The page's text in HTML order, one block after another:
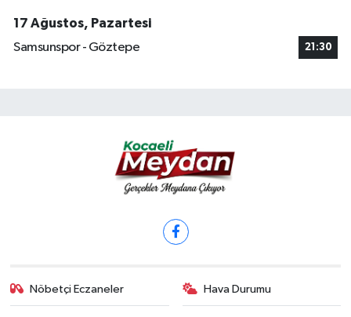
17 Ağustos, Pazartesi
Samsunspor - Göztepe
21:30
Nöbetçi Eczaneler Hava Durumu